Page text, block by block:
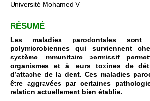
Université Mohamed V
RÉSUMÉ
Les maladies parodontales sont
polymicrobiennes qui surviennent
système immunitaire permissif
organismes et à leurs toxines de
d’attache de la dent. Ces maladies
être aggravées par certaines
relation actuellement bien établie.